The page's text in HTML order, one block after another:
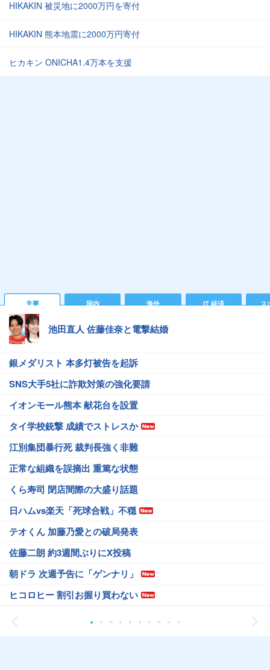
HIKAKIN 被災地に2000万円を寄付
HIKAKIN 熊本地震に2000万円寄付
ヒカキン ONICHA1.4万本を支援
主要 国内 海外 IT 経済 ス
池田直人 佐藤佳奈と電撃結婚
銀メダリスト 本多灯被告を起訴
SNS大手5社に詐欺対策の強化要請
イオンモール熊本 献花台を設置
タイ学校銃撃 成績でストレスか
江別集団暴行死 裁判長強く非難
正常な組織を誤摘出 重篤な状態
くら寿司 閉店間際の大盛り話題
日ハムvs楽天「死球合戦」不穏
テオくん 加藤乃愛との破局発表
佐藤二朗 約3週間ぶりにX投稿
朝ドラ 次週予告に「ゲンナリ」
ヒコロヒー 割引お握り買わない